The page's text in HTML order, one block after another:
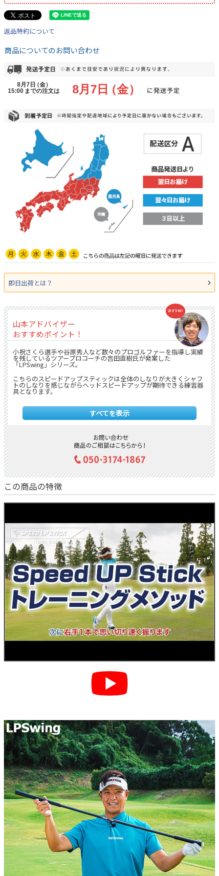
返品特約について
商品についてのお問い合わせ
即日出荷とは？
山本アドバイザー
おすすめポイント！
小祝さくら選手や谷原秀人など数々のプロゴルファーを指導し実績
を残しているツアープロコーチの吉田直樹氏が発案した
「LPSwing」シリーズ。
こちらのスピードアップスティックは全体のしなりが大きくシャフ
トのしなりを感じながらヘッドスピードアップが期待できる練習器
具となります。
左右でグリップの長さが違い短いグリップ側では片手で振り、長い
グリップ側は両手で振ります。
ページ内に吉田氏のこちらの練習器具をつかったトレーニングメソ
ッドの動画がありますので是非参考にして見てください！
すべてを表示
この商品の特徴